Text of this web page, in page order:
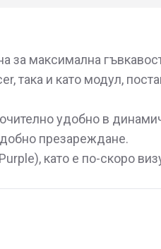
за максимална
така и като модул,
удобно в
презареждане.
като е по-скоро